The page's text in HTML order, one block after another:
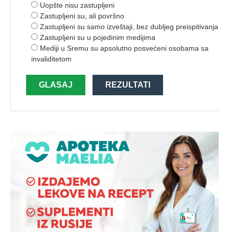
Uopšte nisu zastupljeni
Zastupljeni su, ali površno
Zastupljeni su samo izveštaji, bez dubljeg preispitivanja
Zastupljeni su u pojedinim medijima
Mediji u Sremu su apsolutno posvećeni osobama sa
invaliditetom
GLASAJ REZULTATI